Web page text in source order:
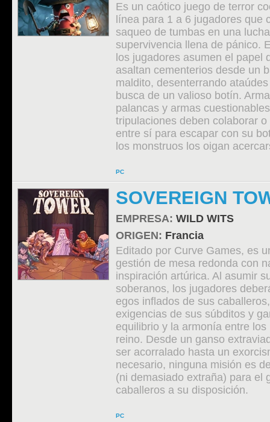
Es un caótico juego de terror
línea para 1 a 6 jugadores que
saqueo de tumbas en una
supervivencia llena de pánico.
los jugadores asumen el papel
asaltan cementerios desde un
maldito, desenterrando
busca de un valioso botín.
palancas y armas
tripulaciones deben colaborar
entre sí para escapar con su
los monstruos los oigan
PC
SOVEREIGN
EMPRESA: WILD WITS
ORIGEN: Francia
Editado por Curve Games, es
gestión de mesa redonda con
inspiración artúrica. Al asumir
soberanos, los jugadores
egos inflados de sus
exigencias de sus súbditos y
equilibrio y la armonía entre los
reino. Desde un ganso
ser acorralado hasta un
necesario, ninguna misión es
(ni demasiado extraña) para el
caballeros a su disposición.
PC